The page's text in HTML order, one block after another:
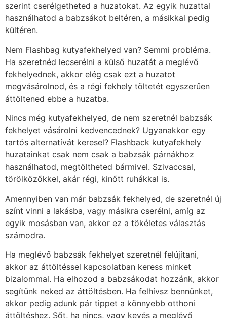
szerint cserélgetheted a huzatokat. Az egyik huzattal
használhatod a babzsákot beltéren, a másikkal pedig
kültéren.
Nem Flashbag kutyafekhelyed van? Semmi probléma.
Ha szeretnéd lecserélni a külső huzatát a meglévő
fekhelyednek, akkor elég csak ezt a huzatot
megvásárolnod, és a régi fekhely töltetét egyszerűen
áttöltened ebbe a huzatba.
Nincs még kutyafekhelyed, de nem szeretnél babzsák
fekhelyet vásárolni kedvencednek? Ugyanakkor egy
tartós alternatívát keresel? Flashback kutyafekhely
huzatainkat csak nem csak a babzsák párnákhoz
használhatod, megtöltheted bármivel. Szivaccsal,
törölközőkkel, akár régi, kinőtt ruhákkal is.
Amennyiben van már babzsák fekhelyed, de szeretnél új
színt vinni a lakásba, vagy másikra cserélni, amíg az
egyik mosásban van, akkor ez a tökéletes választás
számodra.
Ha meglévő babzsák fekhelyet szeretnél felújítani,
akkor az áttöltéssel kapcsolatban keress minket
bizalommal. Ha elhozod a babzsákodat hozzánk, akkor
segítünk neked az áttöltésben. Ha felhívsz bennünket,
akkor pedig adunk pár tippet a könnyebb otthoni
áttöltéshez. Sőt, ha nincs, vagy kevés a meglévő